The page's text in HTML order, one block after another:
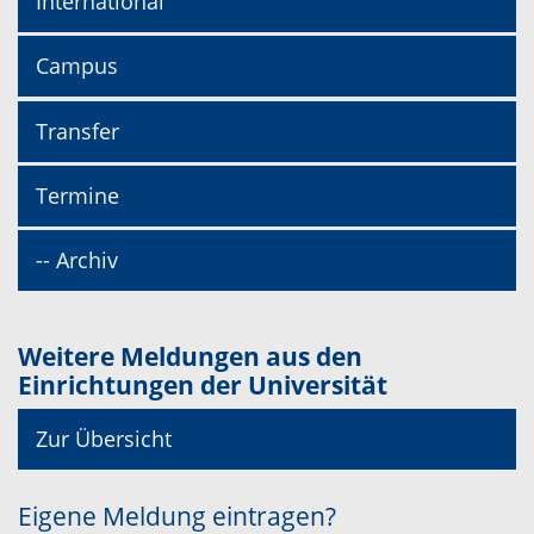
Campus
Transfer
Termine
-- Archiv
Weitere Meldungen aus den
Einrichtungen der Universität
Zur Übersicht
Eigene Meldung eintragen?